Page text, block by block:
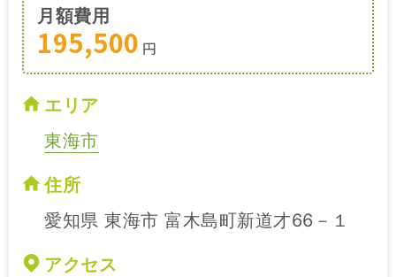
月額費用
195,500 円
エリア
東海市
住所
愛知県 東海市 富木島町新道才66－１
アクセス